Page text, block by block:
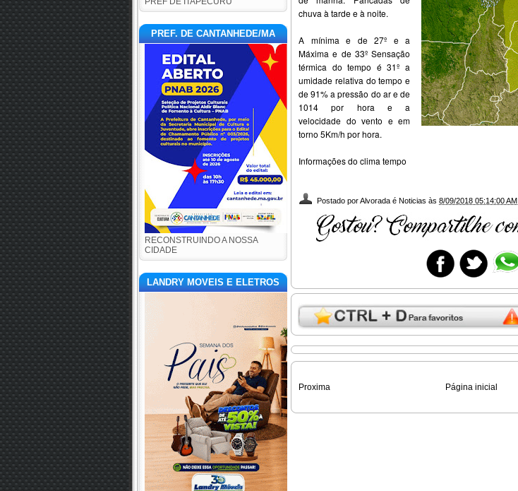
PREF. DE CANTANHEDE/MA
RECONSTRUINDO A NOSSA
CIDADE
LANDRY MOVEIS E ELETROS
chuva à tarde e à noite.
A mínima e de 27º e a
Máxima e de 33º Sensação
térmica do tempo é 31º a
umidade relativa do tempo e
de 91% a pressão do ar e de
1014 por hora e a
velocidade do vento e em
torno 5Km/h por hora.
Informações do clima tempo
Postado porAlvorada é Noticias às 8/09/2018 05:14:00 AM
Proxima Página inicial